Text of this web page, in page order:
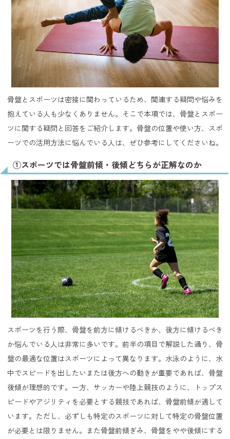
骨盤とスポーツは密接に関わっているため、関連する疑問や悩みを
抱えている人も少なくありません。そこで本項では、骨盤とスポー
ツに関する疑問と回答をご紹介します。骨盤の位置や使い方、スポ
ーツでの活用方法に悩んでいる人は、ぜひ参考にしてくださいね。
①スポーツでは骨盤前傾・後傾どちらが正解なのか
スポーツを行う際、骨盤を前方に傾けるべきか、後方に傾けるべき
か悩んでいる人は非常に多いです。前半の項目で解説した通り、骨
盤の最適な位置はスポーツによって異なります。水泳のように、水
中でスピードを出したいまたは後方への動きが重要であれば、骨盤
後傾が理想的です。一方、サッカーや陸上競技のように、トップス
ピードやアジリティを必要とする競技であれば、骨盤前傾が適して
います。ただし、必ずしも特定のスポーツに対して特定の骨盤位置
が必要とは限りません。また骨盤前傾ぎみ、骨盤をやや後傾にする